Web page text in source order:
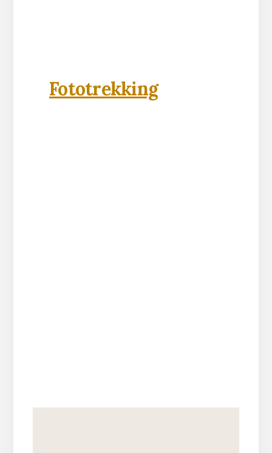
Fototrekking.